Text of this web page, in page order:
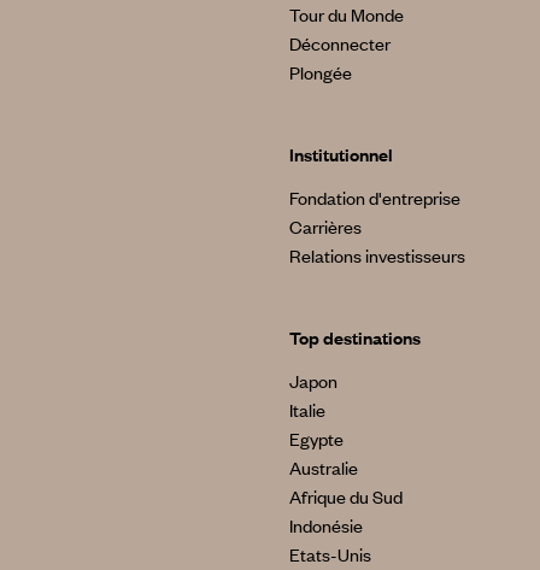
Tour du Monde
Déconnecter
Plongée
Institutionnel
Fondation d'entreprise
Carrières
Relations investisseurs
Top destinations
Japon
Italie
Egypte
Australie
Afrique du Sud
Indonésie
Etats-Unis